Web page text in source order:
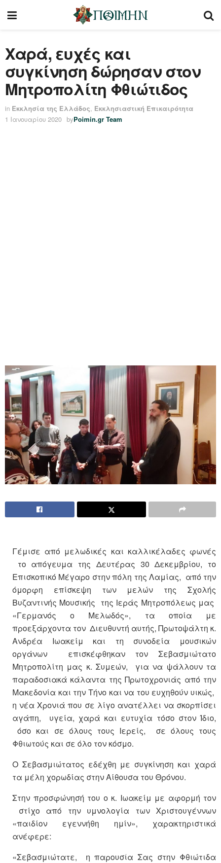
Χαρά, ευχές και
συγκίνηση δώρησαν στον
Μητροπολίτη Φθιώτιδος
in Εκκλησία της Ελλάδος, Εκκλησιαστική Επικαιρότητα
1 Ιανουαρίου 2020 byPoimin.gr Team
Γέμισε από μελωδικές και καλλικέλαδες φωνές
το απόγευμα της Δευτέρας 30 Δεκεμβρίου, το
Επισκοπικό Mέγαρο στην πόλη της Λαμίας, από την
όμορφη επίσκεψη των μελών της Σχολής
Βυζαντινής Μουσικής της Ιεράς Μητροπόλεως μας
«Γερμανός ο Μελωδός», τα οποία με
προεξάρχοντα τον Διευθυντή αυτής, Πρωτοψάλτη κ.
Ανδρέα Ιωακείμ και τη συνοδεία μουσικών
οργάνων επισκέφθηκαν τον Σεβασμιώτατο
Μητροπολίτη μας κ. Συμεών, για να ψάλλουν τα
παραδοσιακά κάλαντα της Πρωτοχρονιάς από την
Μακεδονία και την Τήνο και να του ευχηθούν υικώς,
η νέα Χρονιά που σε λίγο ανατέλλει να σκορπίσει
αγάπη, υγεία, χαρά και ευτυχία τόσο στον Ίδιο,
όσο και σε όλους τους Ιερείς, σε όλους τους
Φθιωτούς και σε όλο τον κόσμο.
Ο Σεβασμιώτατος εδέχθη με συγκίνηση και χαρά
τα μέλη χορωδίας στην Αίθουσα του Θρόνου.
Στην προσφώνησή του ο κ. Ιωακείμ με αφορμή τον
στίχο από την υμνολογία των Χριστουγέννων
«παιδίον εγεννήθη ημίν», χαρακτηριστικά
ανέφερε:
«Σεβασμιώτατε, η παρουσία Σας στην Φθιώτιδα